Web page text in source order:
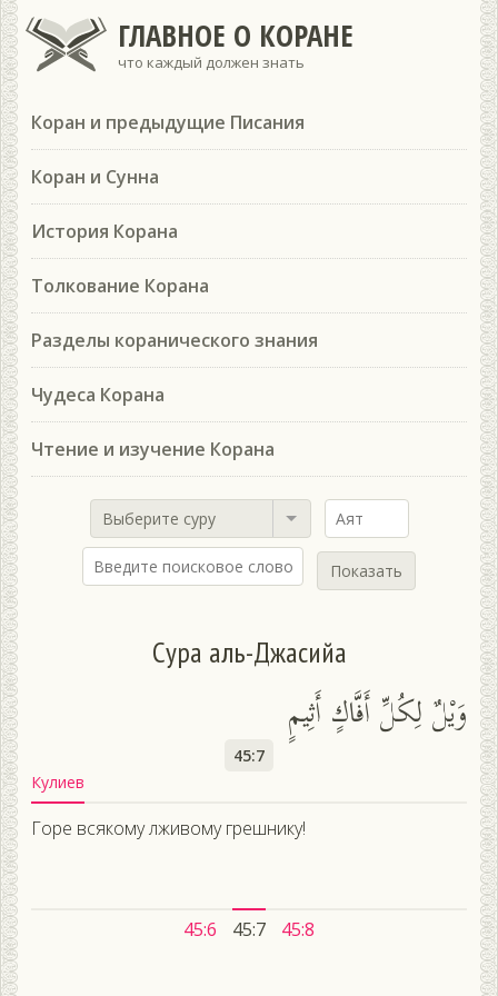
ГЛАВНОЕ О КОРАНЕ
что каждый должен знать
Коран и предыдущие Писания
Коран и Сунна
История Корана
Толкование Корана
Разделы коранического знания
Чудеса Корана
Чтение и изучение Корана
Выберите суру
Показать
Сура аль-Джасийа
وَيْلٌ لِكُلِّ أَفَّاكٍ أَثِيمٍ
45:7
Кулиев
Горе всякому лживому грешнику!
45:6 45:7 45:8